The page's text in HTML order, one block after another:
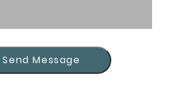
Send Message